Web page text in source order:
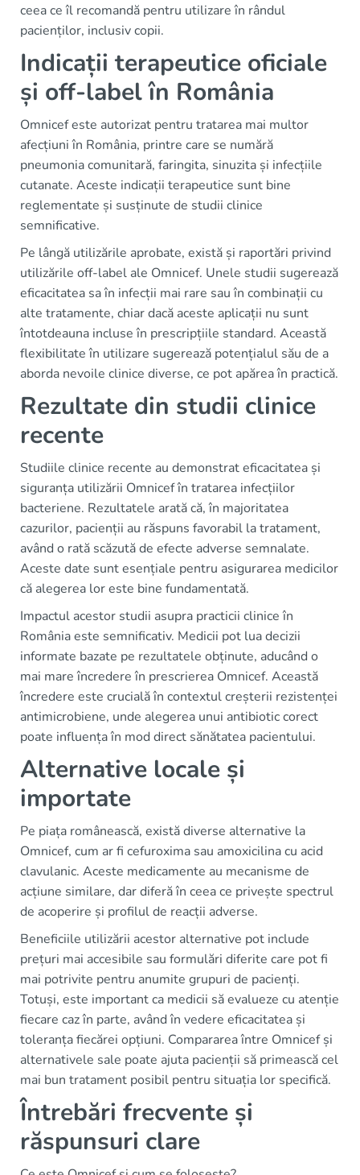
ceea ce îl recomandă pentru utilizare în rândul
pacienților, inclusiv copii.
Indicații terapeutice oficiale
și off-label în România
Omnicef este autorizat pentru tratarea mai multor
afecțiuni în România, printre care se numără
pneumonia comunitară, faringita, sinuzita și infecțiile
cutanate. Aceste indicații terapeutice sunt bine
reglementate și susținute de studii clinice
semnificative.
Pe lângă utilizările aprobate, există și raportări privind
utilizările off-label ale Omnicef. Unele studii sugerează
eficacitatea sa în infecții mai rare sau în combinații cu
alte tratamente, chiar dacă aceste aplicații nu sunt
întotdeauna incluse în prescripțiile standard. Această
flexibilitate în utilizare sugerează potențialul său de a
aborda nevoile clinice diverse, ce pot apărea în practică.
Rezultate din studii clinice
recente
Studiile clinice recente au demonstrat eficacitatea și
siguranța utilizării Omnicef în tratarea infecțiilor
bacteriene. Rezultatele arată că, în majoritatea
cazurilor, pacienții au răspuns favorabil la tratament,
având o rată scăzută de efecte adverse semnalate.
Aceste date sunt esențiale pentru asigurarea medicilor
că alegerea lor este bine fundamentată.
Impactul acestor studii asupra practicii clinice în
România este semnificativ. Medicii pot lua decizii
informate bazate pe rezultatele obținute, aducând o
mai mare încredere în prescrierea Omnicef. Această
încredere este crucială în contextul creșterii rezistenței
antimicrobiene, unde alegerea unui antibiotic corect
poate influența în mod direct sănătatea pacientului.
Alternative locale și
importate
Pe piața românească, există diverse alternative la
Omnicef, cum ar fi cefuroxima sau amoxicilina cu acid
clavulanic. Aceste medicamente au mecanisme de
acțiune similare, dar diferă în ceea ce privește spectrul
de acoperire și profilul de reacții adverse.
Beneficiile utilizării acestor alternative pot include
prețuri mai accesibile sau formulări diferite care pot fi
mai potrivite pentru anumite grupuri de pacienți.
Totuși, este important ca medicii să evalueze cu atenție
fiecare caz în parte, având în vedere eficacitatea și
toleranța fiecărei opțiuni. Compararea între Omnicef și
alternativele sale poate ajuta pacienții să primească cel
mai bun tratament posibil pentru situația lor specifică.
Întrebări frecvente și
răspunsuri clare